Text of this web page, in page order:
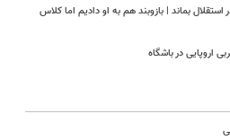
استقلال بماند | بازوبند هم به او دادیم اما کلاس
اروپایی در باشگاه